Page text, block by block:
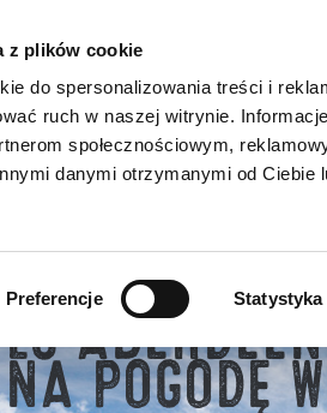
z plików cookie
do spersonalizowania treści i
ruch w naszej witrynie.
społecznościowym,
danymi otrzymanymi od
Preferencje Statystyka
NASZE PROJEKTY PROMOCJE
LG ABERDEEN
NA POGODĘ